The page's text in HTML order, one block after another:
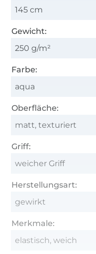
145 cm
Gewicht:
250 g/m²
Farbe:
aqua
Oberfläche:
matt, texturiert
Griff:
weicher Griff
Herstellungsart:
gewirkt
Merkmale:
elastisch, weich